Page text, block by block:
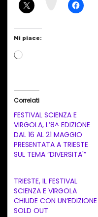
Mi piace:
C
a
m
e
t
o
i
Correlati
FESTIVAL SCIENZA E
VIRGOLA, L’8^ EDIZIONE
DAL 16 AL 21 MAGGIO
PRESENTATA A TRIESTE
SUL TEMA “DIVERSITA'”
TRIESTE, IL FESTIVAL
SCIENZA E VIRGOLA
CHIUDE CON UN’EDIZIONE
SOLD OUT